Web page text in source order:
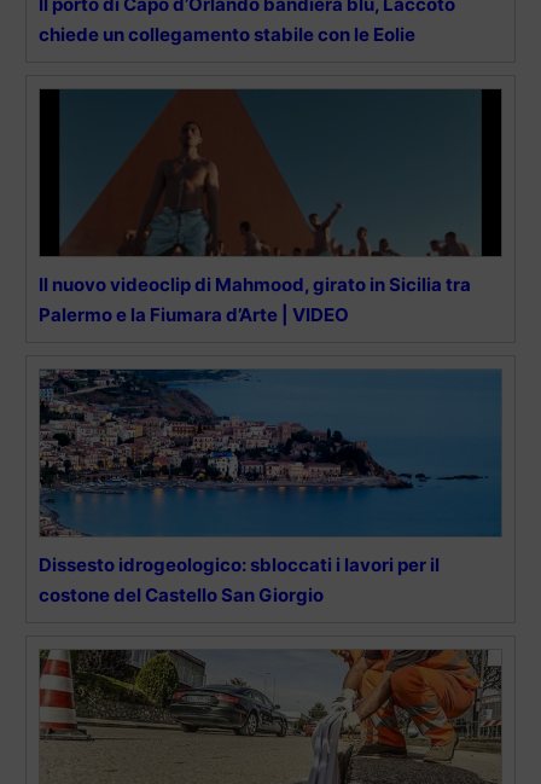
chiede un collegamento stabile con le Eolie
Il nuovo videoclip di Mahmood, girato in Sicilia tra
Palermo e la Fiumara d’Arte | VIDEO
Dissesto idrogeologico: sbloccati i lavori per il
costone del Castello San Giorgio